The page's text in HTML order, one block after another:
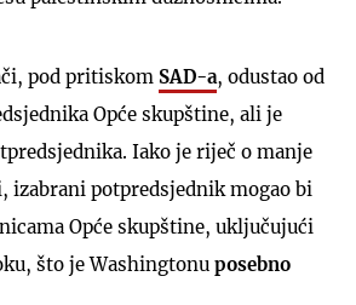
pod pritiskom SAD-a, odustao od
Opće skupštine, ali je
Iako je riječ o manje
potpredsjednik mogao bi
Opće skupštine, uključujući
što je Washingtonu posebno